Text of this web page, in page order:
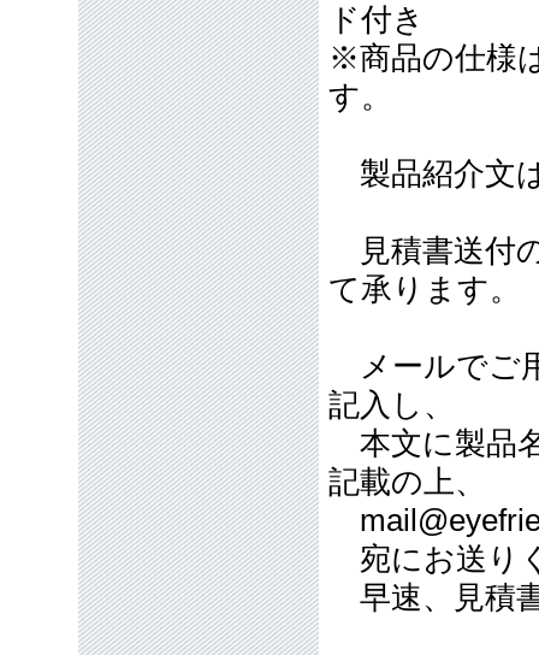
ド付き
※商品の仕様
す。
製品紹介文
見積書送付
て承ります。
メールでご
記入し、
本文に製品
記載の上、
宛にお送り
早速、見積